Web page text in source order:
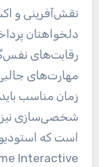
نقش‌آفرینی و
دلخواهتان
رقابت‌های
مهارت‌های
زمان مناسب
شخصی‌سازی نیز